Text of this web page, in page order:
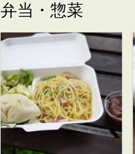
弁当・惣菜